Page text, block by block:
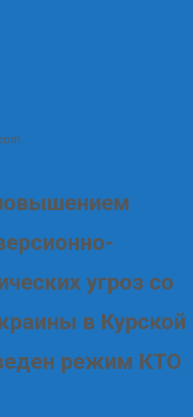
угроз со
в Курской
режим КТО